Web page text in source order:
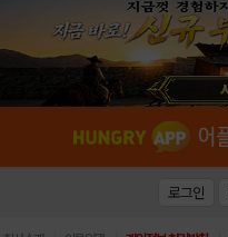
로그인